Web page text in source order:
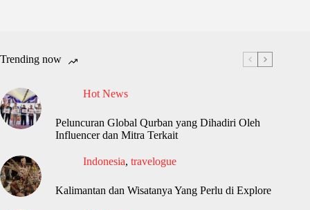
Trending now
Hot News
Peluncuran Global Qurban yang Dihadiri Oleh
Influencer dan Mitra Terkait
Indonesia, travelogue
Kalimantan dan Wisatanya Yang Perlu di Explore